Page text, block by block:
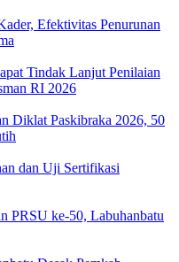
Efektivitas Penurunan
Tindak Lanjut Penilaian
RI 2026
Diklat Paskibraka 2026, 50
dan Uji Sertifikasi
PRSU ke-50, Labuhanbatu